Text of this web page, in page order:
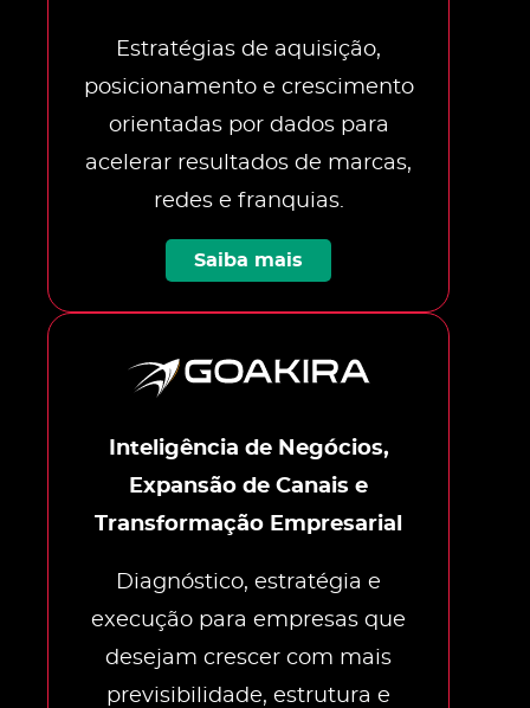
Estratégias de aquisição,
posicionamento e crescimento
orientadas por dados para
acelerar resultados de marcas,
redes e franquias.
Saiba mais
Inteligência de Negócios,
Expansão de Canais e
Transformação Empresarial
Diagnóstico, estratégia e
execução para empresas que
desejam crescer com mais
previsibilidade, estrutura e